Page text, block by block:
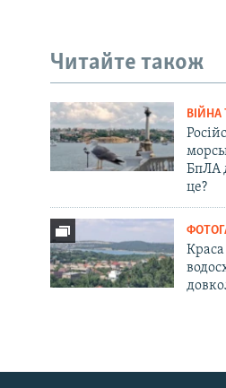
Русский
Читайте також
БпЛА
це?